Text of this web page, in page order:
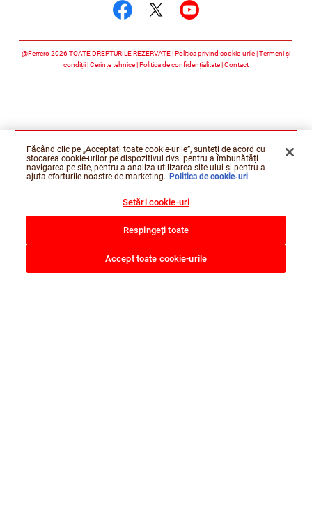
@Ferrero 2026 TOATE DREPTURILE REZERVATE Politica privind cookie-urile Termeni și
condiții Cerințe tehnice Politica de confidențialitate Contact
Făcând clic pe „Acceptați toate cookie-urile”, sunteți de acord cu
stocarea cookie-urilor pe dispozitivul dvs. pentru a îmbunătăți
navigarea pe site, pentru a analiza utilizarea site-ului și pentru a
ajuta eforturile noastre de marketing. Politica de cookie-uri
Setări cookie-uri
Respingeți toate
Accept toate cookie-urile